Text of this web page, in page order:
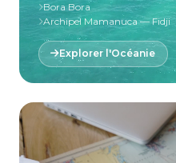
Bora Bora
Archipel Mamanuca — Fidji
Explorer l'Océanie